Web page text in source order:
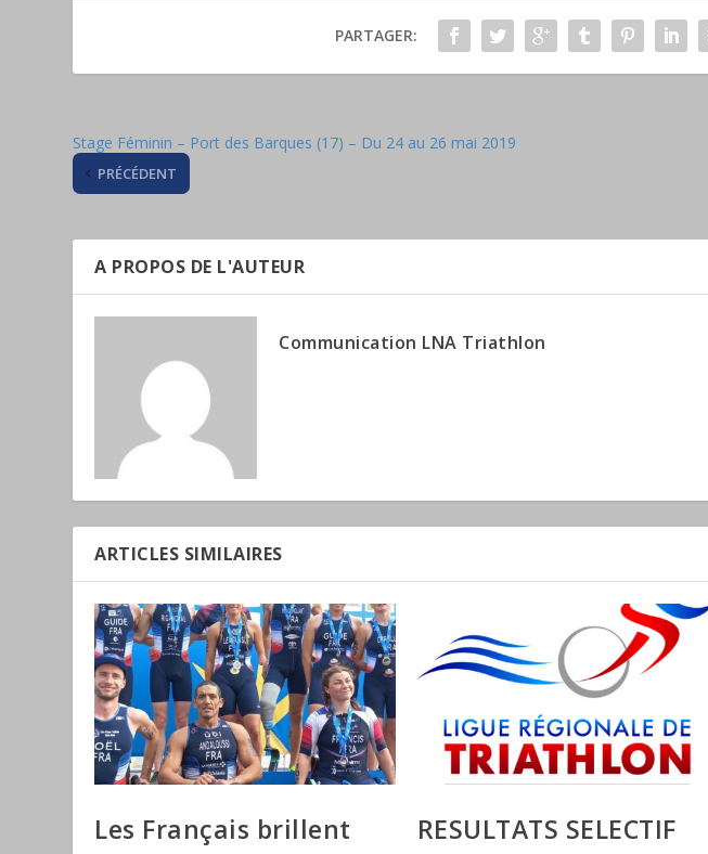
PARTAGER:
Stage Féminin – Port des Barques (17) – Du 24 au 26 mai 2019
PRÉCÉDENT
A PROPOS DE L'AUTEUR
Communication LNA Triathlon
ARTICLES SIMILAIRES
Les Français brillent RESULTATS SELECTIF